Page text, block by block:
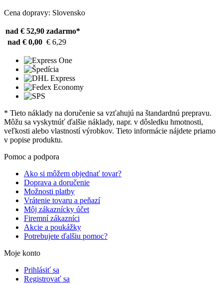
Cena dopravy: Slovensko
nad € 52,90 zadarmo*
nad € 0,00 € 6,29
* Tieto náklady na doručenie sa vzťahujú na štandardnú prepravu.
Môžu sa vyskytnúť ďalšie náklady, napr. v dôsledku hmotnosti,
veľkosti alebo vlastností výrobkov. Tieto informácie nájdete priamo
v popise produktu.
Pomoc a podpora
Ako si môžem objednať tovar?
Doprava a doručenie
Možnosti platby
Vrátenie tovaru a peňazí
Môj zákaznícky účet
Firemní zákazníci
Akcie a poukážky
Potrebujete ďalšiu pomoc?
Moje konto
Prihlásiť sa
Registrovať sa